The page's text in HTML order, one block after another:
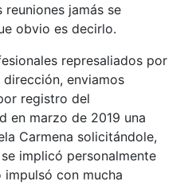
jamás se
obvio es decirlo.
represaliados por
enviamos
registro del
en marzo de 2019 una
Carmena solicitándole,
implicó personalmente
con mucha